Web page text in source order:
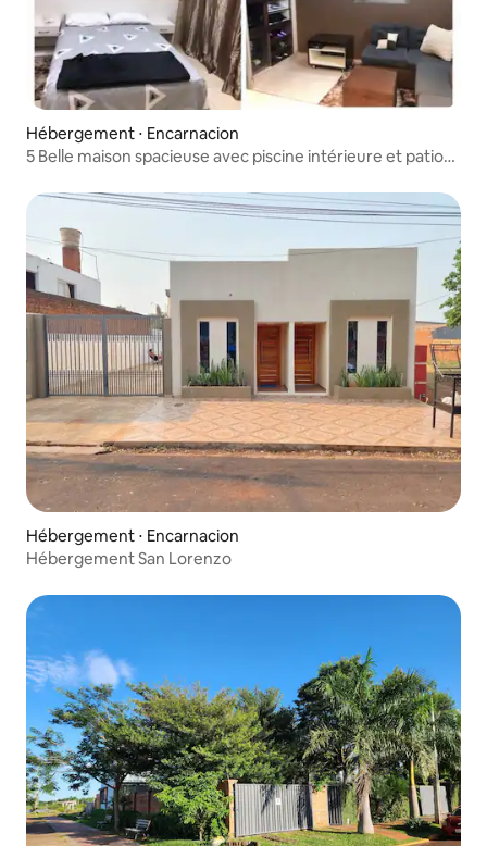
Hébergement ⋅ Encarnacion
5 Belle maison spacieuse avec piscine intérieure et patio
Hébergement ⋅ Encarnacion
Hébergement San Lorenzo